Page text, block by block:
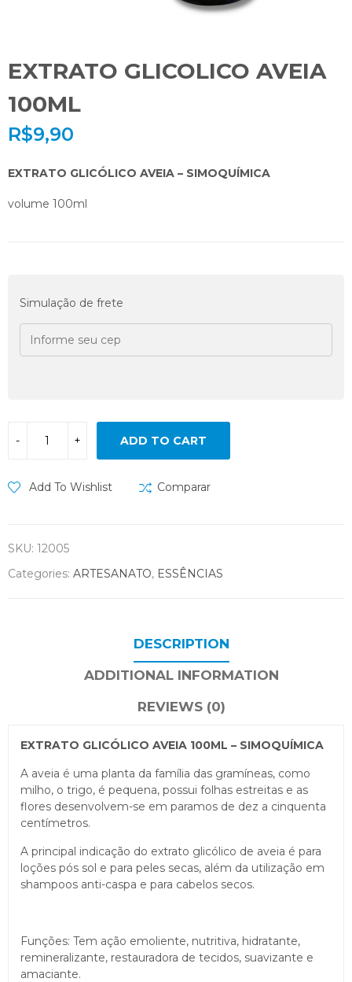
EXTRATO GLICOLICO AVEIA
100ML
R$9,90
EXTRATO GLICÓLICO AVEIA – SIMOQUÍMICA
volume 100ml
Simulação de frete
ADD TO CART
Add To Wishlist Comparar
SKU: 12005
Categories: ARTESANATO, ESSÊNCIAS
DESCRIPTION
ADDITIONAL INFORMATION
REVIEWS (0)
EXTRATO GLICÓLICO AVEIA 100ML – SIMOQUÍMICA
A aveia é uma planta da família das gramíneas, como
milho, o trigo, é pequena, possui folhas estreitas e as
flores desenvolvem-se em paramos de dez a cinquenta
centímetros.
A principal indicação do extrato glicólico de aveia é para
loções pós sol e para peles secas, além da utilização em
shampoos anti-caspa e para cabelos secos.
Funções: Tem ação emoliente, nutritiva, hidratante,
remineralizante, restauradora de tecidos, suavizante e
amaciante.